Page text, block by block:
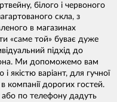
білого і червоного
скла, з
в магазинах
«саме той» буває дуже
підхід до
Ми допоможемо вам
якістю варіант, для гучної
компанії дорогих гостей.
по телефону дадуть